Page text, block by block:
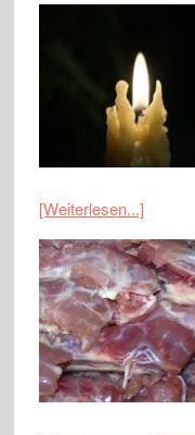
[Weiterlesen...]